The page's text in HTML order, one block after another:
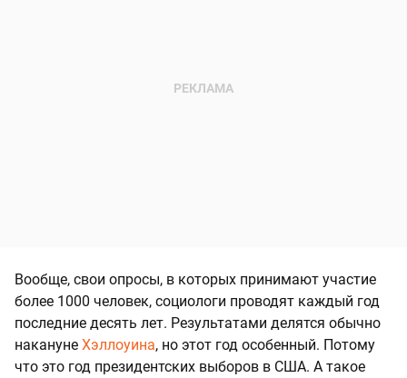
Вообще, свои опросы, в которых принимают участие
более 1000 человек, социологи проводят каждый год
последние десять лет. Результатами делятся обычно
накануне Хэллоуина, но этот год особенный. Потому
что это год президентских выборов в США. А такое